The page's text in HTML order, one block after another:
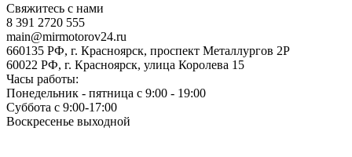
Свяжитесь с нами
8 391 2720 555
main@mirmotorov24.ru
660135 РФ, г. Красноярск, проспект Металлургов 2Р
60022 РФ, г. Красноярск, улица Королева 15
Часы работы:
Понедельник - пятница с 9:00 - 19:00
Суббота с 9:00-17:00
Воскресенье выходной